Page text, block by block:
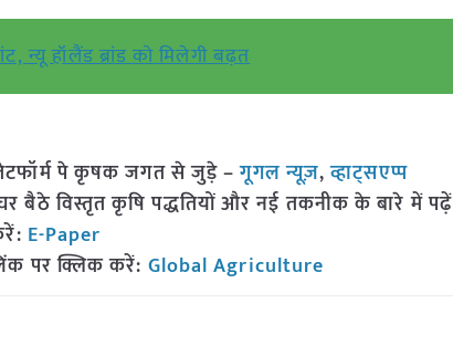
न्यू हॉलैंड ब्रांड को मिलेगी बढ़त
पे कृषक जगत से जुड़े –गूगल न्यूज़,व्हाट्सएप्प
बैठे विस्तृत कृषि पद्धतियों और नई तकनीक के बारे में पढ़ें
E-Paper
पर क्लिक करें: Global Agriculture